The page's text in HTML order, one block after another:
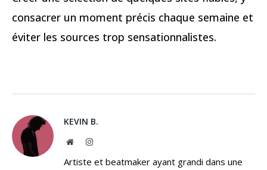
consacrer un moment précis chaque semaine et
éviter les sources trop sensationnalistes.
KEVIN B.
WebsiteInstagram
Artiste et beatmaker ayant grandi dans une